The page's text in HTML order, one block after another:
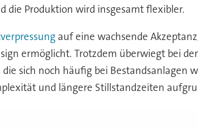
Produktion wird insgesamt flexibler.
auf eine wachsende
ermöglicht. Trotzdem überwiegt bei
sich noch häufig bei Bestandsanlagen
und längere Stillstandzeiten